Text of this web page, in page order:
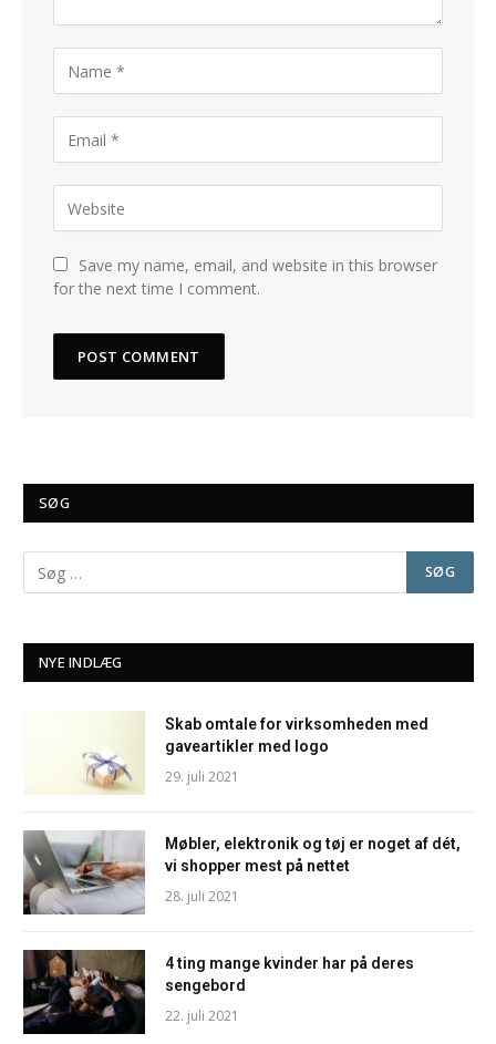
Save my name, email, and website in this browser
for the next time I comment.
SØG
NYE INDLÆG
Skab omtale for virksomheden med
gaveartikler med logo
29. juli 2021
Møbler, elektronik og tøj er noget af dét,
vi shopper mest på nettet
28. juli 2021
4 ting mange kvinder har på deres
sengebord
22. juli 2021